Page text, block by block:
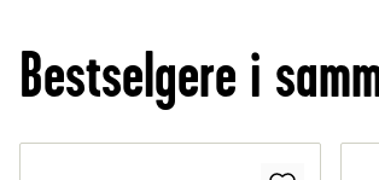
Bestselgere i